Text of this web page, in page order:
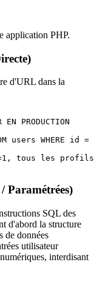
application PHP.
d'URL dans la
PRODUCTION
users WHERE
tous les profils
Paramétrées)
SQL des
d'abord la structure
de données
utilisateur
interdisant